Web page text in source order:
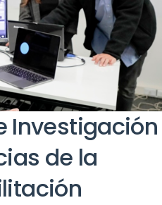
Investigación
de la